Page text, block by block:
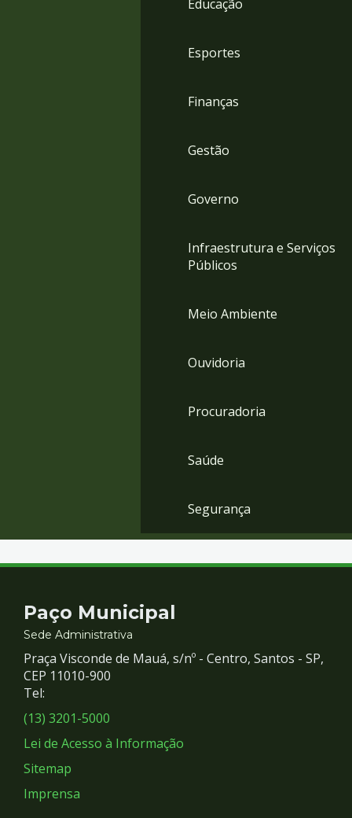
Educação
Esportes
Finanças
Gestão
Governo
Infraestrutura e Serviços
Públicos
Meio Ambiente
Ouvidoria
Procuradoria
Saúde
Segurança
Contato
e
Redes
Sociais
Paço Municipal
Sede Administrativa
Praça Visconde de Mauá, s/nº - Centro, Santos - SP,
CEP 11010-900
Tel:
(13) 3201-5000
Lei de Acesso à Informação
Sitemap
Imprensa